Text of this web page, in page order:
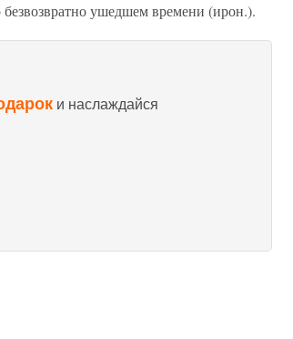
ушедшем времени (ирон.).
и наслаждайся